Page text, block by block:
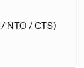
NTO / CTS)